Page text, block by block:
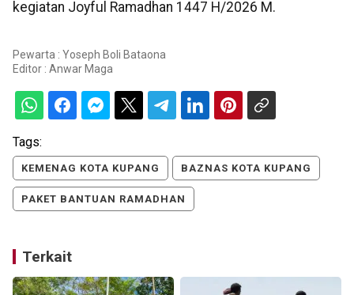
kegiatan Joyful Ramadhan 1447 H/2026 M.
Pewarta : Yoseph Boli Bataona
Editor : Anwar Maga
Tags:
KEMENAG KOTA KUPANG BAZNAS KOTA KUPANG
PAKET BANTUAN RAMADHAN
Terkait